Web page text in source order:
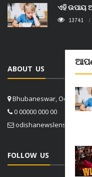
ଏହି ଉପାୟ
13741
ABOUT US
Bhubaneswar, Odisha,
0 00000 000 00
FOLLOW US